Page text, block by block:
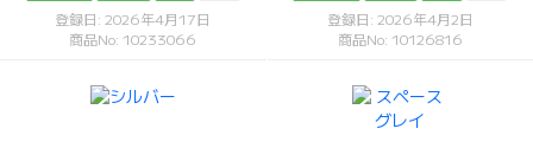
登録日: 2026年4月17日
商品No: 10233066
登録日: 2026年4月2日
商品No: 10126816